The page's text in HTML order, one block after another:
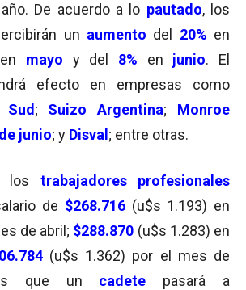
De acuerdo a lo pautado, los
un aumento del 20% en
mayo y del 8% en junio. El
efecto en empresas como
; Suizo Argentina;
Monroe
junio; y Disval ; entre otras.
los trabajadores profesionales
de $268.716(u$s 1.193) en
de abril; $288.870 (u$s 1.283) en
(u$s 1.362) por el mes de
que un cadete
pasará a